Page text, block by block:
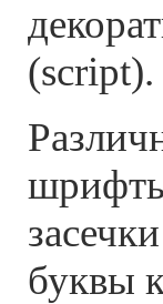
(script).
шрифты
буквы